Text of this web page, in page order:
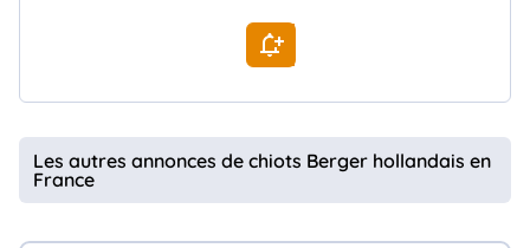
Les autres annonces de chiots Berger hollandais en
France